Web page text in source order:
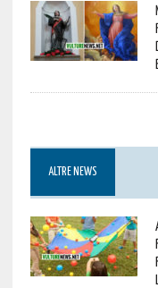
ALTRE NEWS